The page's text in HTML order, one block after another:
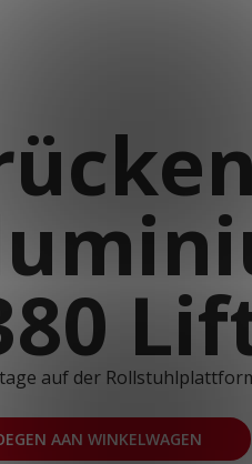
auf der
AAN WINKELWAGEN